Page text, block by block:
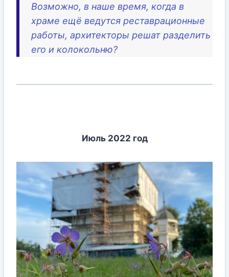
Возможно, в наше время, когда в
храме ещё ведутся реставрационные
работы, архитекторы решат разделить
его и колокольню?
Июль 2022 год